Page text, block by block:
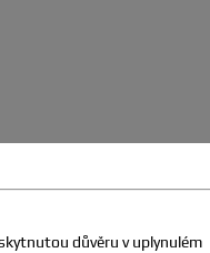
důvěru v uplynulém